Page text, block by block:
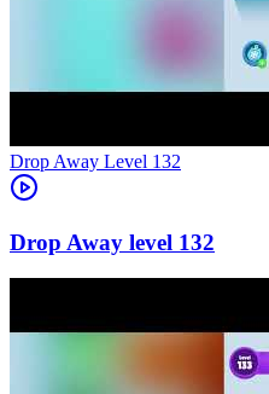
Level 132
132